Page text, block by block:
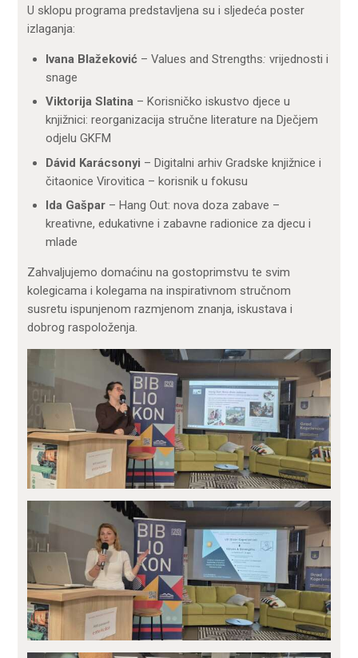
U sklopu programa predstavljena su i sljedeća poster
izlaganja:
Ivana Blažeković– Values and Strengths: vrijednosti i
snage
Viktorija Slatina– Korisničko iskustvo djece u
knjižnici: reorganizacija stručne literature na Dječjem
odjelu GKFM
Dávid Karácsonyi – Digitalni arhiv Gradske knjižnice i
čitaonice Virovitica – korisnik u fokusu
Ida Gašpar– Hang Out: nova doza zabave –
kreativne, edukativne i zabavne radionice za djecu i
mlade
Zahvaljujemo domaćinu na gostoprimstvu te svim
kolegicama i kolegama na inspirativnom stručnom
susretu ispunjenom razmjenom znanja, iskustava i
dobrog raspoloženja.